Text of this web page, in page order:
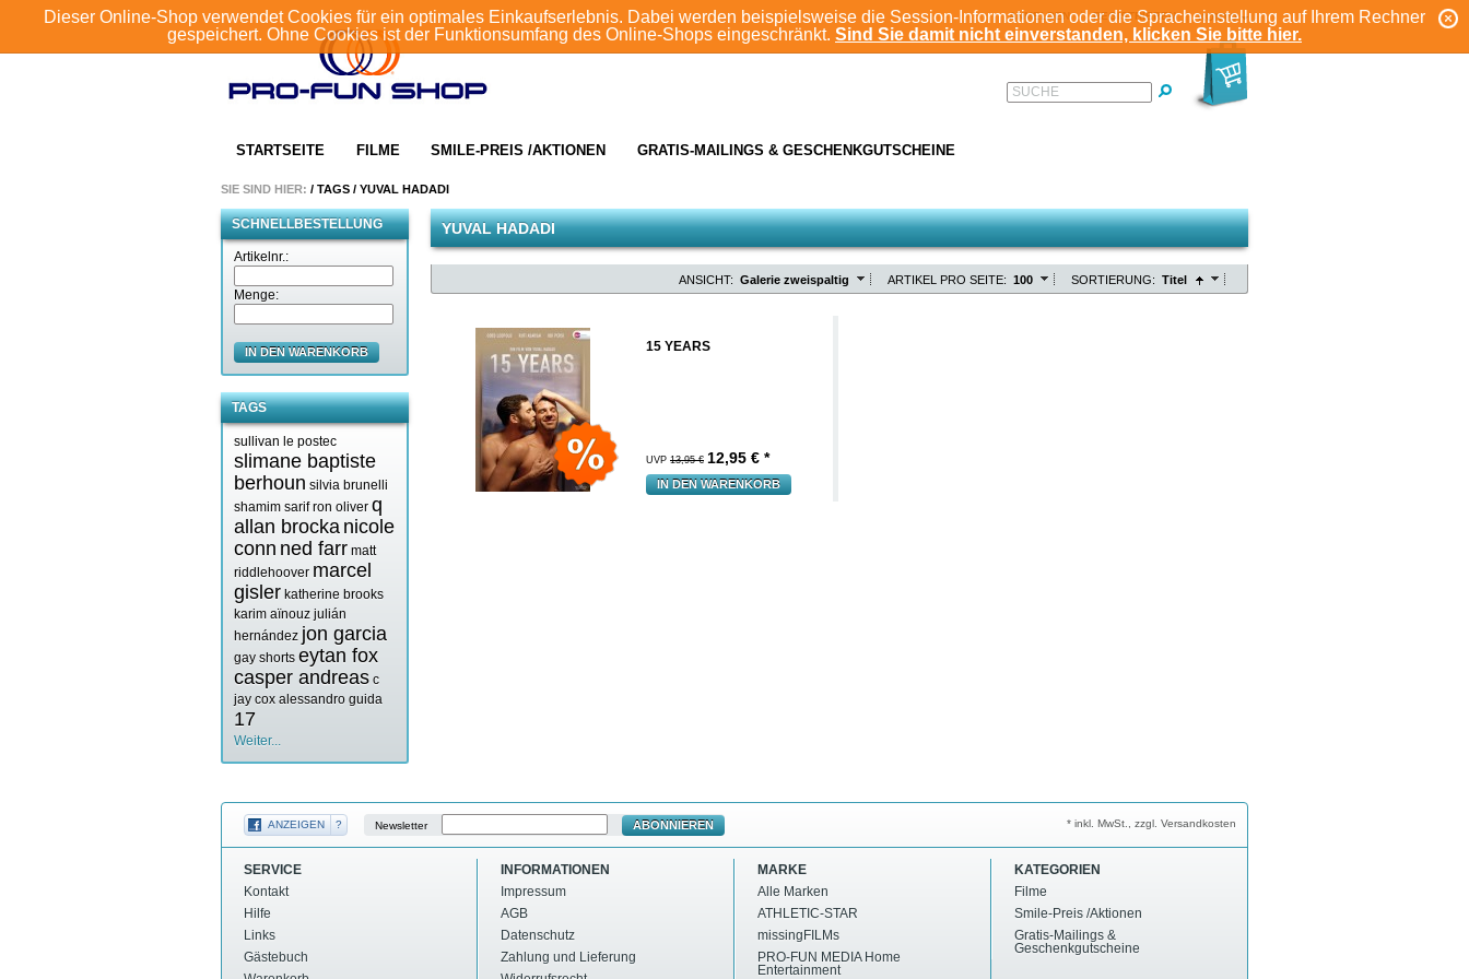
Dieser Online-Shop verwendet Cookies für ein optimales Einkaufserlebnis. Dabei werden beispielsweise die Session-Informationen oder die Spracheinstellung auf Ihrem Rechner
gespeichert. Ohne Cookies ist der Funktionsumfang des Online-Shops eingeschränkt. Sind Sie damit nicht einverstanden, klicken Sie bitte hier.
KONTO
ANMELDEN REGISTRIEREN
STARTSEITE FILME SMILE-PREIS /AKTIONEN GRATIS-MAILINGS & GESCHENKGUTSCHEINE
SUCHE
SIE SIND HIER: / TAGS / YUVAL HADADI
SCHNELLBESTELLUNG
Artikelnr.:
Menge:
IN DEN WARENKORB
TAGS
sullivan le postec
slimane baptiste
berhoun silvia brunelli
shamim sarif ron oliver q
allan brocka nicole
conn ned farr matt
riddlehoover marcel
gisler katherine brooks
karim aïnouz julián
hernández jon garcia
gay shorts eytan fox
casper andreas c
jay cox alessandro guida
17
Weiter...
YUVAL HADADI
SORTIERUNG: Titel
ARTIKEL PRO SEITE: 100
ANSICHT: Galerie zweispaltig
15 YEARS
UVP 13,95 € 12,95 € *
IN DEN WARENKORB
ANZEIGEN ? Newsletter ABONNIEREN * inkl. MwSt., zzgl. Versandkosten
SERVICE
Kontakt
Hilfe
Links
Gästebuch
INFORMATIONEN
Impressum
AGB
Datenschutz
Zahlung und Lieferung
MARKE
Alle Marken
ATHLETIC-STAR
missingFILMs
PRO-FUN MEDIA Home
Entertainment
KATEGORIEN
Filme
Smile-Preis /Aktionen
Gratis-Mailings &
Geschenkgutscheine